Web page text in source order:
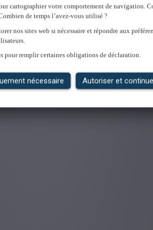
cartographier votre comportement de navigation.
de temps l’avez-vous utilisé ?
nos sites web si nécessaire et répondre aux
pour remplir certaines obligations de déclaration.
nécessaire Autoriser et